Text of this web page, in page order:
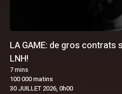
LA GAME: de gros contrats
LNH!
7mins
100 000 matins
30 JUILLET 2026, 0h00